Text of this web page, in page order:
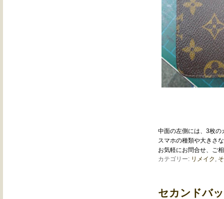
中面の左側には、3枚の
スマホの種類や大きさ
お気軽にお問合せ、ご
カテゴリー: リメイク
セカンドバ